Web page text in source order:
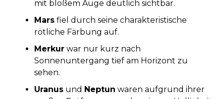
mit bloßem Auge deutlich sichtbar.
Marsfiel durch seine charakteristische
rötliche Färbung auf.
Merkurwar nur kurz nach
Sonnenuntergang tief am Horizont zu
sehen.
Uranusund Neptun waren aufgrund ihrer